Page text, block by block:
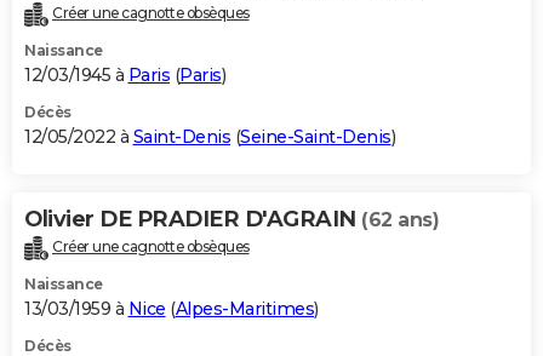
Créer une cagnotte obsèques
Naissance
12/03/1945 à Paris (Paris)
Décès
12/05/2022 à Saint-Denis (Seine-Saint-Denis)
Olivier DE PRADIER D'AGRAIN (62 ans)
Créer une cagnotte obsèques
Naissance
13/03/1959 à Nice (Alpes-Maritimes)
Décès